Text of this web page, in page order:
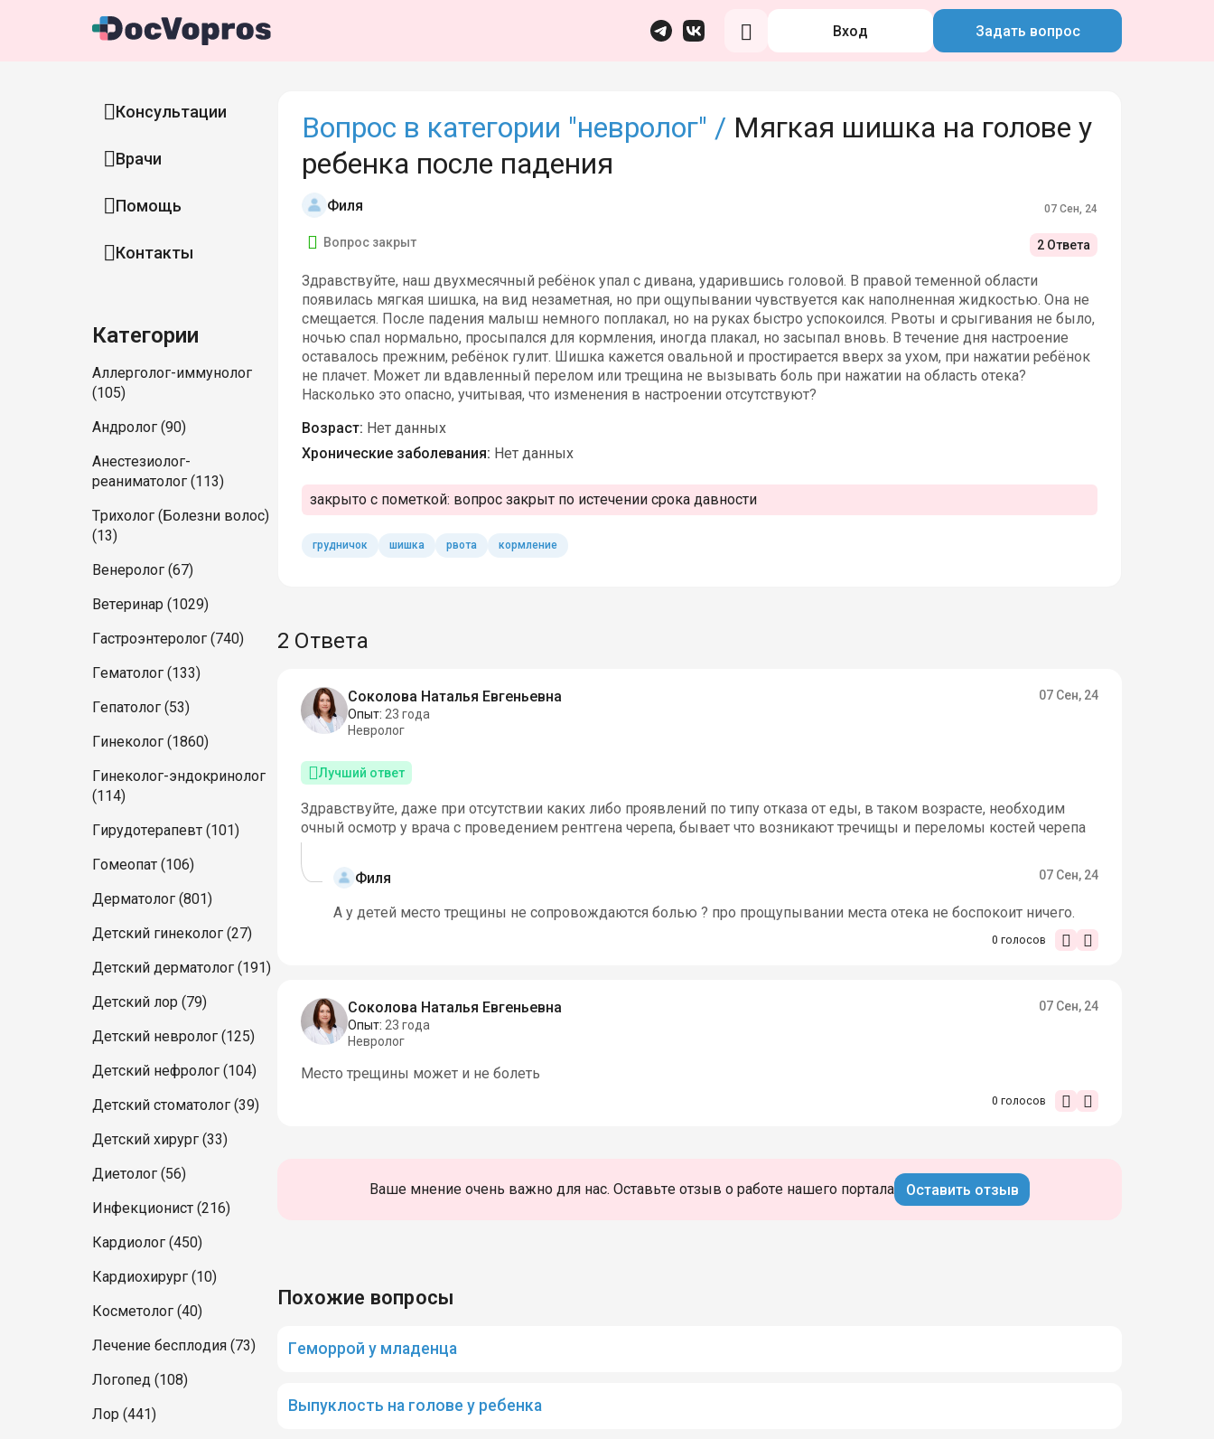
Вход Задать вопрос
Консультации
Врачи
Помощь
Контакты
Категории
Аллерголог-иммунолог
(105)
Андролог (90)
Анестезиолог-
реаниматолог (113)
Трихолог (Болезни волос)
(13)
Венеролог (67)
Ветеринар (1029)
Гастроэнтеролог (740)
Гематолог (133)
Гепатолог (53)
Гинеколог (1860)
Гинеколог-эндокринолог
(114)
Гирудотерапевт (101)
Гомеопат (106)
Дерматолог (801)
Детский гинеколог (27)
Детский дерматолог (191)
Детский лор (79)
Детский невролог (125)
Детский нефролог (104)
Детский стоматолог (39)
Детский хирург (33)
Диетолог (56)
Инфекционист (216)
Кардиолог (450)
Кардиохирург (10)
Косметолог (40)
Лечение бесплодия (73)
Логопед (108)
Лор (441)
Вопрос в категории "невролог" / Мягкая шишка на голове у
ребенка после падения
Филя 07 Сен, 24
Вопрос закрыт 2 Ответа
Здравствуйте, наш двухмесячный ребёнок упал с дивана, ударившись головой. В правой теменной области
появилась мягкая шишка, на вид незаметная, но при ощупывании чувствуется как наполненная жидкостью. Она не
смещается. После падения малыш немного поплакал, но на руках быстро успокоился. Рвоты и срыгивания не было,
ночью спал нормально, просыпался для кормления, иногда плакал, но засыпал вновь. В течение дня настроение
оставалось прежним, ребёнок гулит. Шишка кажется овальной и простирается вверх за ухом, при нажатии ребёнок
не плачет. Может ли вдавленный перелом или трещина не вызывать боль при нажатии на область отека?
Насколько это опасно, учитывая, что изменения в настроении отсутствуют?
Возраст: Нет данных
Хронические заболевания: Нет данных
закрыто с пометкой: вопрос закрыт по истечении срока давности
грудничок шишка рвота кормление
2 Ответа
Соколова Наталья Евгеньевна
Опыт: 23 года
Невролог
07 Сен, 24
Лучший ответ
Здравствуйте, даже при отсутствии каких либо проявлений по типу отказа от еды, в таком возрасте, необходим
очный осмотр у врача с проведением рентгена черепа, бывает что возникают тречищы и переломы костей черепа
Филя 07 Сен, 24
А у детей место трещины не сопровождаются болью ? про прощупывании места отека не боспокоит ничего.
0 голосов
Соколова Наталья Евгеньевна
Опыт: 23 года
Невролог
07 Сен, 24
Место трещины может и не болеть
0 голосов
Ваше мнение очень важно для нас. Оставьте отзыв о работе нашего портала Оставить отзыв
Похожие вопросы
Геморрой у младенца
Выпуклость на голове у ребенка